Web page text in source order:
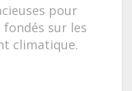
pour
sur les
climatique.